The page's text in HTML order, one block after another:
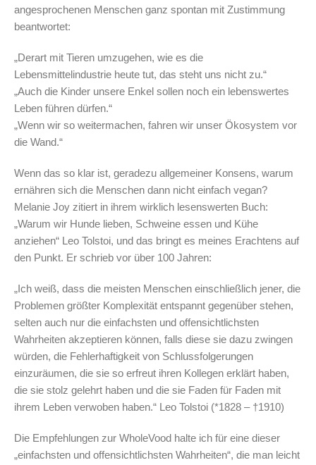
angesprochenen Menschen ganz spontan mit Zustimmung
beantwortet:
„Derart mit Tieren umzugehen, wie es die
Lebensmittelindustrie heute tut, das steht uns nicht zu.“
„Auch die Kinder unsere Enkel sollen noch ein lebenswertes
Leben führen dürfen.“
„Wenn wir so weitermachen, fahren wir unser Ökosystem vor
die Wand.“
Wenn das so klar ist, geradezu allgemeiner Konsens, warum
ernähren sich die Menschen dann nicht einfach vegan?
Melanie Joy zitiert in ihrem wirklich lesenswerten Buch:
„Warum wir Hunde lieben, Schweine essen und Kühe
anziehen“ Leo Tolstoi, und das bringt es meines Erachtens auf
den Punkt. Er schrieb vor über 100 Jahren:
„Ich weiß, dass die meisten Menschen einschließlich jener, die
Problemen größter Komplexität entspannt gegenüber stehen,
selten auch nur die einfachsten und offensichtlichsten
Wahrheiten akzeptieren können, falls diese sie dazu zwingen
würden, die Fehlerhaftigkeit von Schlussfolgerungen
einzuräumen, die sie so erfreut ihren Kollegen erklärt haben,
die sie stolz gelehrt haben und die sie Faden für Faden mit
ihrem Leben verwoben haben.“ Leo Tolstoi (*1828 – †1910)
Die Empfehlungen zur WholeVood halte ich für eine dieser
„einfachsten und offensichtlichsten Wahrheiten“, die man leicht